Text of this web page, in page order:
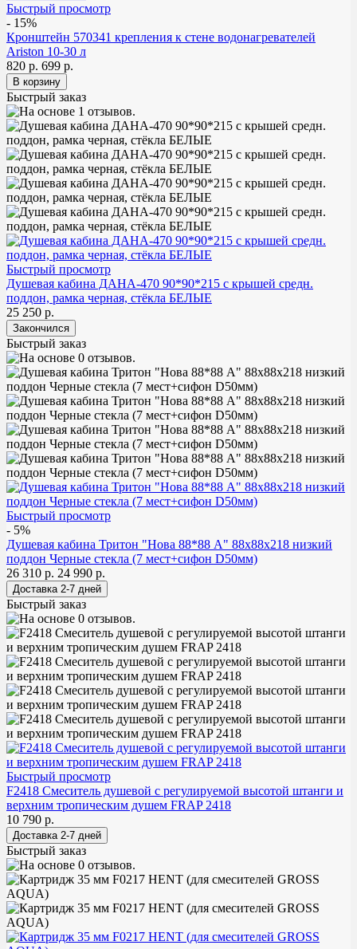
Быстрый просмотр
- 15%
Кронштейн 570341 крепления к стене водонагревателей
Ariston 10-30 л
820 р. 699 р.
Быстрый заказ
Быстрый просмотр
Душевая кабина ДАНА-470 90*90*215 с крышей средн.
поддон, рамка черная, стёкла БЕЛЫЕ
25 250 р.
Быстрый заказ
Быстрый просмотр
- 5%
Душевая кабина Тритон "Нова 88*88 А" 88х88х218 низкий
поддон Черные стекла (7 мест+сифон D50мм)
26 310 р. 24 990 р.
Быстрый заказ
Быстрый просмотр
F2418 Смеситель душевой с регулируемой высотой штанги и
верхним тропическим душем FRAP 2418
10 790 р.
Быстрый заказ